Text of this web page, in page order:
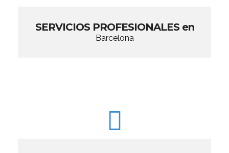
SERVICIOS PROFESIONALES en
Barcelona